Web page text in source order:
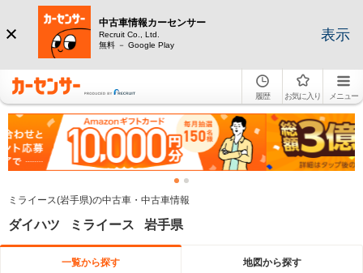
中古車情報カーセンサー
Recruit Co., Ltd.
無料 － Google Play
表示
履歴 お気に入り メニュー
ミライース(岩手県)の中古車・中古車情報
ダイハツ ミライース 岩手県
一覧から探す 地図から探す